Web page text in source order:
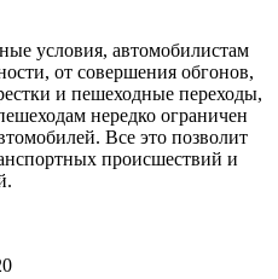
условия, автомобилистам
от совершения обгонов,
и пешеходные переходы,
нередко ограничен
Все это позволит
происшествий и